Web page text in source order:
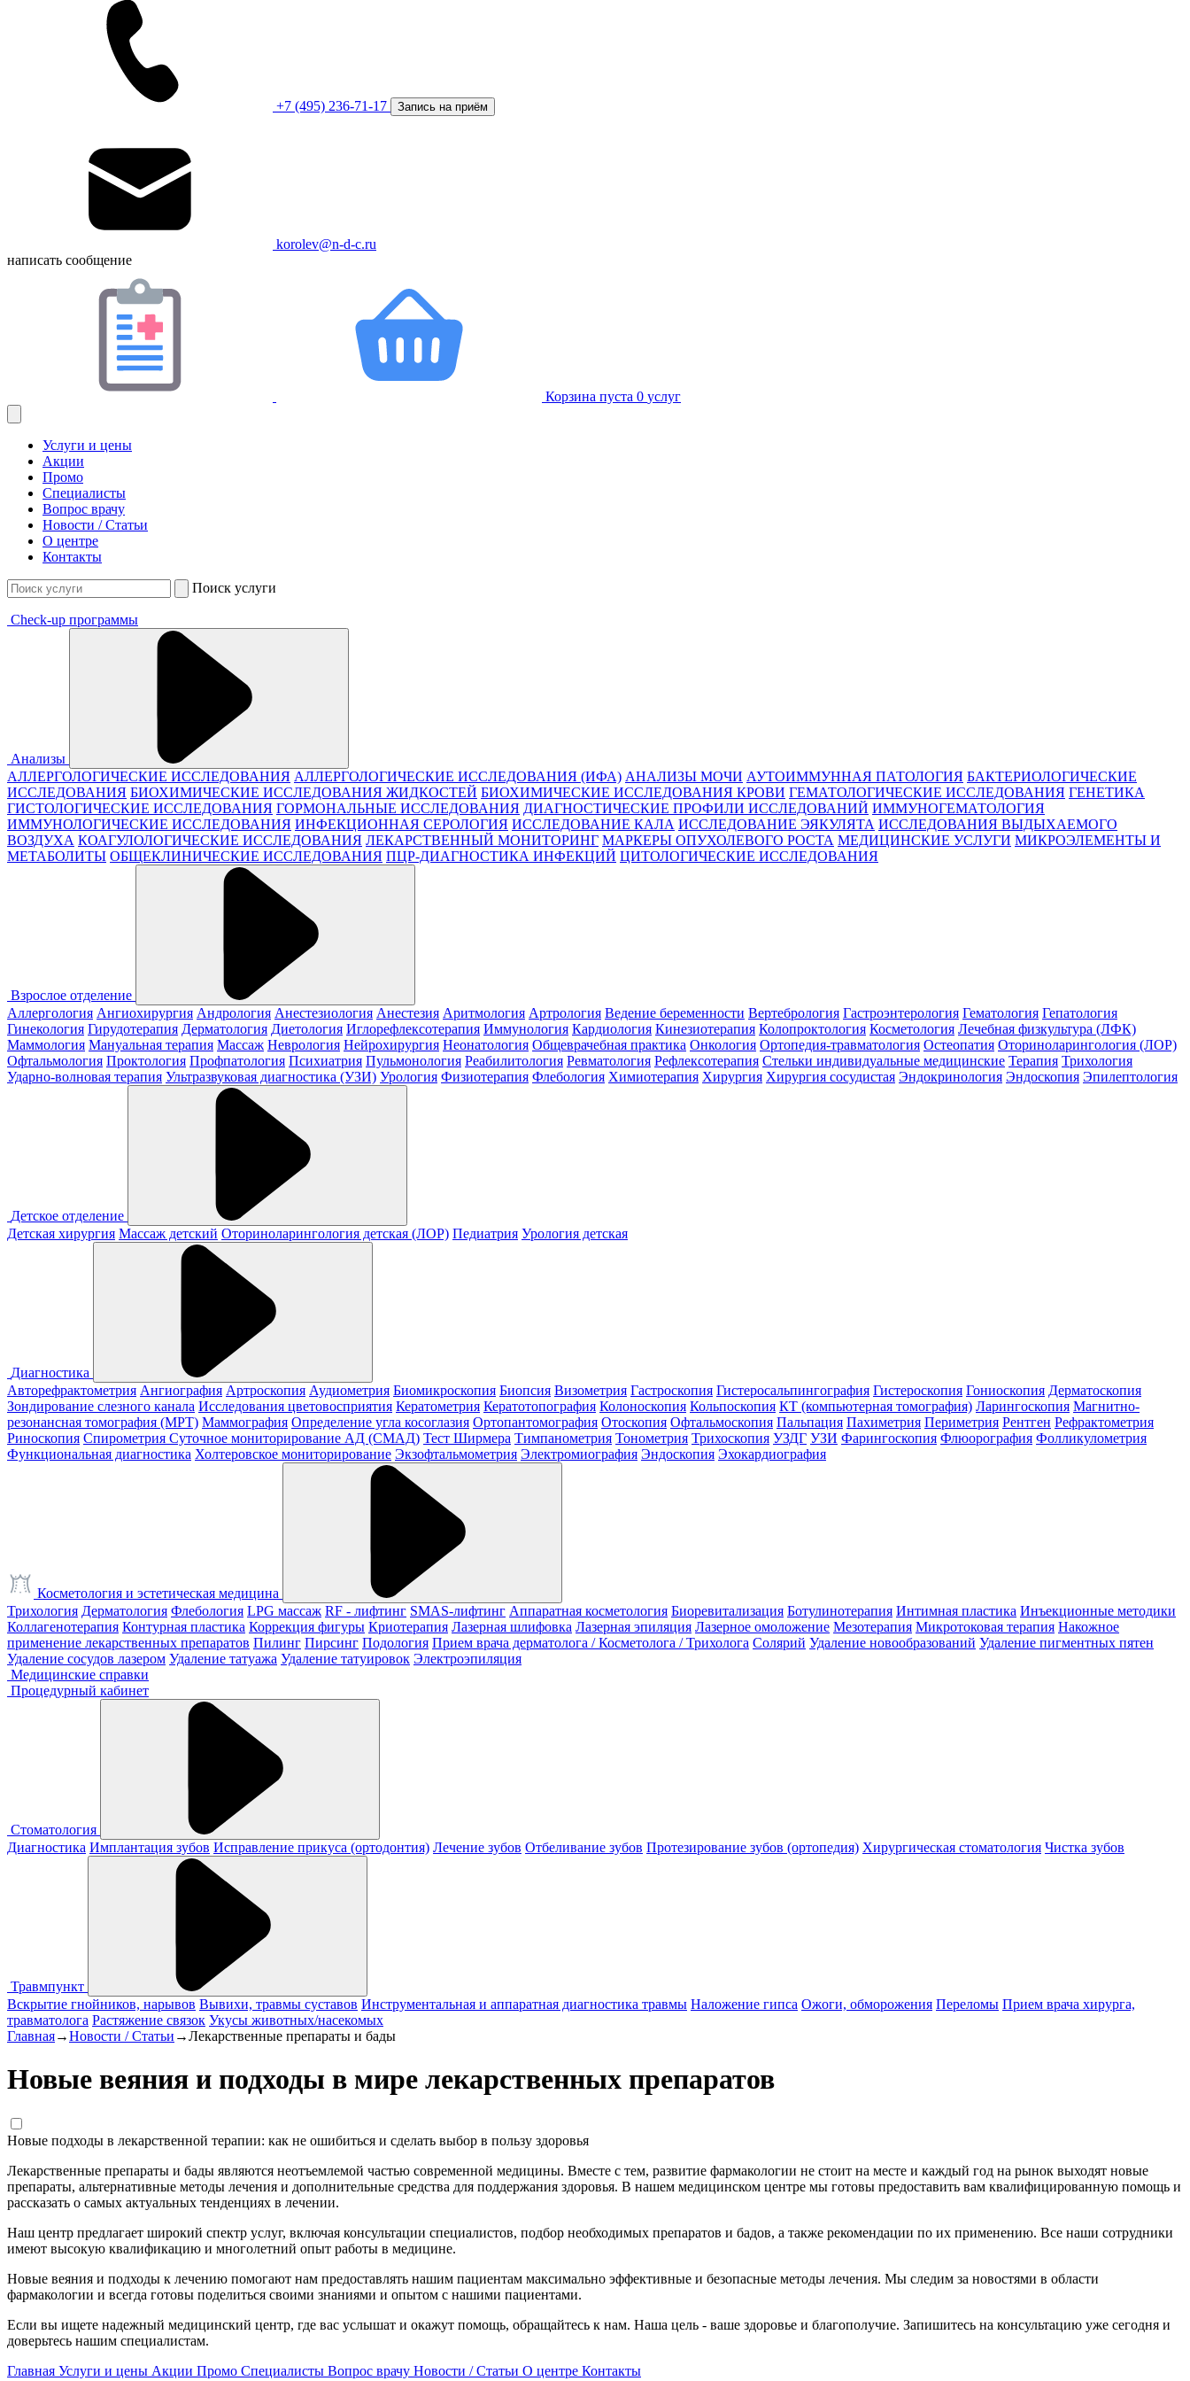
+7 (495) 236-71-17 Запись на приём
korolev@n-d-c.ru
написать сообщение
Корзина пуста 0 услуг
Услуги и цены
Акции
Промо
Специалисты
Вопрос врачу
Новости / Статьи
О центре
Контакты
Поиск услуги
Check-up программы
Анализы
АЛЛЕРГОЛОГИЧЕСКИЕ ИССЛЕДОВАНИЯ АЛЛЕРГОЛОГИЧЕСКИЕ ИССЛЕДОВАНИЯ (ИФА) АНАЛИЗЫ МОЧИ АУТОИММУННАЯ ПАТОЛОГИЯ БАКТЕРИОЛОГИЧЕСКИЕ
ИССЛЕДОВАНИЯ БИОХИМИЧЕСКИЕ ИССЛЕДОВАНИЯ ЖИДКОСТЕЙ БИОХИМИЧЕСКИЕ ИССЛЕДОВАНИЯ КРОВИ ГЕМАТОЛОГИЧЕСКИЕ ИССЛЕДОВАНИЯ ГЕНЕТИКА
ГИСТОЛОГИЧЕСКИЕ ИССЛЕДОВАНИЯ ГОРМОНАЛЬНЫЕ ИССЛЕДОВАНИЯ ДИАГНОСТИЧЕСКИЕ ПРОФИЛИ ИССЛЕДОВАНИЙ ИММУНОГЕМАТОЛОГИЯ
ИММУНОЛОГИЧЕСКИЕ ИССЛЕДОВАНИЯ ИНФЕКЦИОННАЯ СЕРОЛОГИЯ ИССЛЕДОВАНИЕ КАЛА ИССЛЕДОВАНИЕ ЭЯКУЛЯТА ИССЛЕДОВАНИЯ ВЫДЫХАЕМОГО
ВОЗДУХА КОАГУЛОЛОГИЧЕСКИЕ ИССЛЕДОВАНИЯ ЛЕКАРСТВЕННЫЙ МОНИТОРИНГ МАРКЕРЫ ОПУХОЛЕВОГО РОСТА МЕДИЦИНСКИЕ УСЛУГИ МИКРОЭЛЕМЕНТЫ И
МЕТАБОЛИТЫ ОБЩЕКЛИНИЧЕСКИЕ ИССЛЕДОВАНИЯ ПЦР-ДИАГНОСТИКА ИНФЕКЦИЙ ЦИТОЛОГИЧЕСКИЕ ИССЛЕДОВАНИЯ
Взрослое отделение
Аллергология Ангиохирургия Андрология Анестезиология Анестезия Аритмология Артрология Ведение беременности Вертебрология Гастроэнтерология Гематология Гепатология
Гинекология Гирудотерапия Дерматология Диетология Иглорефлексотерапия Иммунология Кардиология Кинезиотерапия Колопроктология Косметология Лечебная физкультура (ЛФК)
Маммология Мануальная терапия Массаж Неврология Нейрохирургия Неонатология Общеврачебная практика Онкология Ортопедия-травматология Остеопатия Оториноларингология (ЛОР)
Офтальмология Проктология Профпатология Психиатрия Пульмонология Реабилитология Ревматология Рефлексотерапия Стельки индивидуальные медицинские Терапия Трихология
Ударно-волновая терапия Ультразвуковая диагностика (УЗИ) Урология Физиотерапия Флебология Химиотерапия Хирургия Хирургия сосудистая Эндокринология Эндоскопия Эпилептология
Детское отделение
Детская хирургия Массаж детский Оториноларингология детская (ЛОР) Педиатрия Урология детская
Диагностика
Авторефрактометрия Ангиография Артроскопия Аудиометрия Биомикроскопия Биопсия Визометрия Гастроскопия Гистеросальпингография Гистероскопия Гониоскопия Дерматоскопия
Зондирование слезного канала Исследования цветовосприятия Кератометрия Кератотопография Колоноскопия Кольпоскопия КТ (компьютерная томография) Ларингоскопия Магнитно-
резонансная томография (МРТ) Маммография Определение угла косоглазия Ортопантомография Отоскопия Офтальмоскопия Пальпация Пахиметрия Периметрия Рентген Рефрактометрия
Риноскопия Спирометрия Суточное мониторирование АД (СМАД) Тест Ширмера Тимпанометрия Тонометрия Трихоскопия УЗДГ УЗИ Фарингоскопия Флюорография Фолликулометрия
Функциональная диагностика Холтеровское мониторирование Экзофтальмометрия Электромиография Эндоскопия Эхокардиография
Косметология и эстетическая медицина
Трихология Дерматология Флебология LPG массаж RF - лифтинг SMAS-лифтинг Аппаратная косметология Биоревитализация Ботулинотерапия Интимная пластика Инъекционные методики
Коллагенотерапия Контурная пластика Коррекция фигуры Криотерапия Лазерная шлифовка Лазерная эпиляция Лазерное омоложение Мезотерапия Микротоковая терапия Накожное
применение лекарственных препаратов Пилинг Пирсинг Подология Прием врача дерматолога / Косметолога / Трихолога Солярий Удаление новообразований Удаление пигментных пятен
Удаление сосудов лазером Удаление татуажа Удаление татуировок Электроэпиляция
Медицинские справки
Процедурный кабинет
Стоматология
Диагностика Имплантация зубов Исправление прикуса (ортодонтия) Лечение зубов Отбеливание зубов Протезирование зубов (ортопедия) Хирургическая стоматология Чистка зубов
Травмпункт
Вскрытие гнойников, нарывов Вывихи, травмы суставов Инструментальная и аппаратная диагностика травмы Наложение гипса Ожоги, обморожения Переломы Прием врача хирурга,
травматолога Растяжение связок Укусы животных/насекомых
Главная→Новости / Статьи →Лекарственные препараты и бады
Новые веяния и подходы в мире лекарственных препаратов
Новые подходы в лекарственной терапии: как не ошибиться и сделать выбор в пользу здоровья
Лекарственные препараты и бады являются неотъемлемой частью современной медицины. Вместе с тем, развитие фармакологии не стоит на месте и каждый год на рынок выходят новые
препараты, альтернативные методы лечения и дополнительные средства для поддержания здоровья. В нашем медицинском центре мы готовы предоставить вам квалифицированную помощь и
рассказать о самых актуальных тенденциях в лечении.
Наш центр предлагает широкий спектр услуг, включая консультации специалистов, подбор необходимых препаратов и бадов, а также рекомендации по их применению. Все наши сотрудники
имеют высокую квалификацию и многолетний опыт работы в медицине.
Новые веяния и подходы к лечению помогают нам предоставлять нашим пациентам максимально эффективные и безопасные методы лечения. Мы следим за новостями в области
фармакологии и всегда готовы поделиться своими знаниями и опытом с нашими пациентами.
Если вы ищете надежный медицинский центр, где вас услышат и окажут помощь, обращайтесь к нам. Наша цель - ваше здоровье и благополучие. Запишитесь на консультацию уже сегодня и
доверьтесь нашим специалистам.
Главная Услуги и цены Акции Промо Специалисты Вопрос врачу Новости / Статьи О центре Контакты